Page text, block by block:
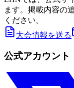
ます。掲載内容の
ください。
大会情報を送る
公式アカウント